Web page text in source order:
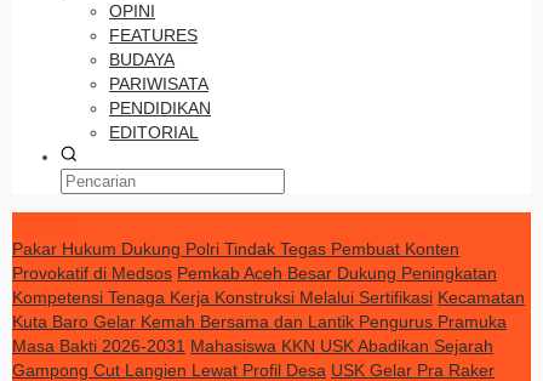
OPINI
FEATURES
BUDAYA
PARIWISATA
PENDIDIKAN
EDITORIAL
Pakar Hukum Dukung Polri Tindak Tegas Pembuat Konten
Provokatif di Medsos Pemkab Aceh Besar Dukung Peningkatan
Kompetensi Tenaga Kerja Konstruksi Melalui Sertifikasi Kecamatan
Kuta Baro Gelar Kemah Bersama dan Lantik Pengurus Pramuka
Masa Bakti 2026-2031 Mahasiswa KKN USK Abadikan Sejarah
Gampong Cut Langien Lewat Profil Desa USK Gelar Pra Raker